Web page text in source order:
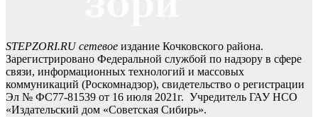
STEPZORI.RU сетевое издание Кочковского района.
Зарегистрировано Федеральной службой по надзору в сфере
связи, информационных технологий и массовых
коммуникаций (Роскомнадзор), свидетельство о регистрации
Эл № ФС77-81539 от 16 июля 2021г. Учредитель ГАУ НСО
«Издательский дом «Советская Сибирь».